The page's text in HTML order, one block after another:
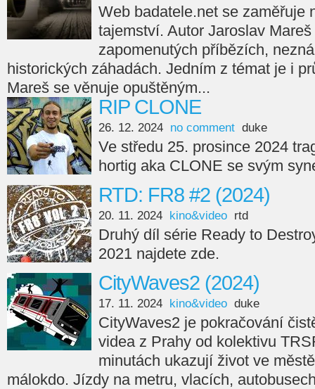
Web badatele.net se zaměřuje
tajemství. Autor Jaroslav
zapomenutých příbězích,
historických záhadách. Jedním z témat je i
Mareš se věnuje opuštěným...
RIP CLONE
26. 12. 2024 no comment duke
Ve středu 25. prosince 2024
hortig aka CLONE se svým
RTD: FR8 #2 (2024)
20. 11. 2024 kino&video rtd
Druhý díl série Ready to
2021 najdete zde.
CityWaves2 (2024)
17. 11. 2024 kino&video duke
CityWaves2 je pokračování
videa z Prahy od kolektivu
minutách ukazují život ve
málokdo. Jízdy na metru, vlacích,